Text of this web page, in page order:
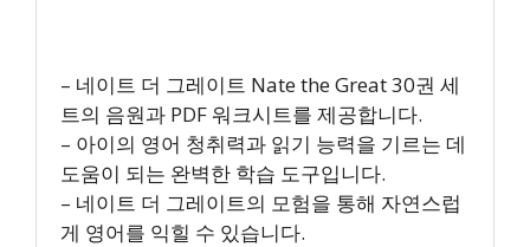
– 네이트 더 그레이트 Nate the Great 30권 세
트의 음원과 PDF 워크시트를 제공합니다.
– 아이의 영어 청취력과 읽기 능력을 기르는 데
도움이 되는 완벽한 학습 도구입니다.
– 네이트 더 그레이트의 모험을 통해 자연스럽
게 영어를 익힐 수 있습니다.